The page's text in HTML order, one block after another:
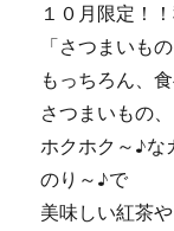
１０月限定！
「さつまいも
もっちろん、
さつまいもの、
ホクホク～♪な
のり～♪で
美味しい紅茶